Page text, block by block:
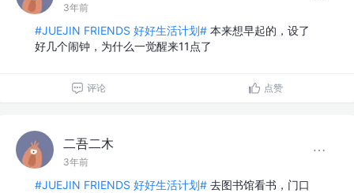
3年前
#JUEJIN FRIENDS 好好生活计划# 本来想早起的，设了
好几个闹钟，为什么一觉醒来11点了
评论 点赞
二吾二木
3年前
#JUEJIN FRIENDS 好好生活计划# 去图书馆看书，门口